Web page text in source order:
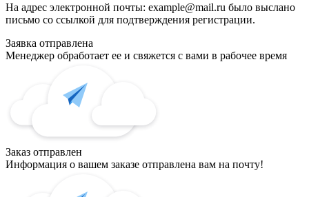
На адрес электронной почты: example@mail.ru было выслано
письмо со ссылкой для подтверждения регистрации.
Заявка отправлена
Менеджер обработает ее и свяжется с вами в рабочее время
Заказ отправлен
Информация о вашем заказе отправлена вам на почту!